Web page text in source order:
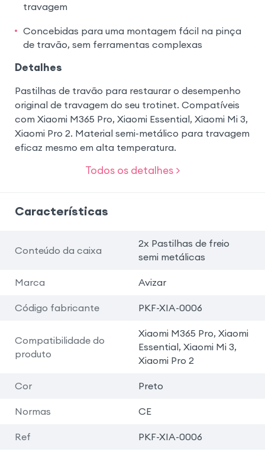
travagem
Concebidas para uma montagem fácil na pinça
de travão, sem ferramentas complexas
Detalhes
Pastilhas de travão para restaurar o desempenho
original de travagem do seu trotinet. Compatíveis
com Xiaomi M365 Pro, Xiaomi Essential, Xiaomi Mi 3,
Xiaomi Pro 2. Material semi-metálico para travagem
eficaz mesmo em alta temperatura.
Todos os detalhes >
Características
Conteúdo da caixa
2x Pastilhas de freio
semi metálicas
Marca Avizar
Código fabricante PKF-XIA-0006
Compatibilidade do
produto
Xiaomi M365 Pro, Xiaomi
Essential, Xiaomi Mi 3,
Xiaomi Pro 2
Cor Preto
Normas CE
Ref PKF-XIA-0006